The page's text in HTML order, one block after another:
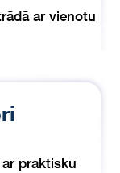
ar vienotu
praktisku